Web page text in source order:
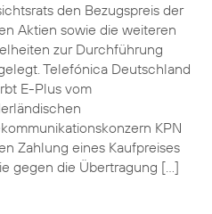
den Bezugspreis der
Aktien sowie die weiteren
zur Durchführung
Telefónica Deutschland
E-Plus vom
KPN
Zahlung eines Kaufpreises
gegen die Übertragung […]